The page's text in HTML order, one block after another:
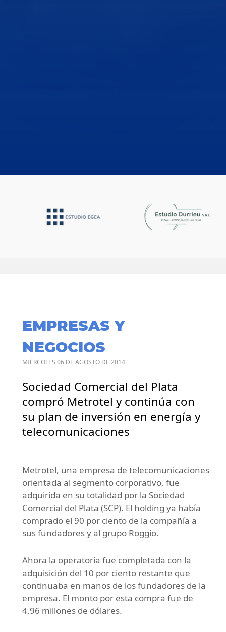
EMPRESAS Y
NEGOCIOS
MIÉRCOLES 06 DE AGOSTO DE 2014
Sociedad Comercial del Plata
compró Metrotel y continúa con
su plan de inversión en energía y
telecomunicaciones
Metrotel, una empresa de telecomunicaciones
orientada al segmento corporativo, fue
adquirida en su totalidad por la Sociedad
Comercial del Plata (SCP). El holding ya había
comprado el 90 por ciento de la compañía a
sus fundadores y al grupo Roggio.
Ahora la operatoria fue completada con la
adquisición del 10 por ciento restante que
continuaba en manos de los fundadores de la
empresa. El monto por esta compra fue de
4,96 millones de dólares.